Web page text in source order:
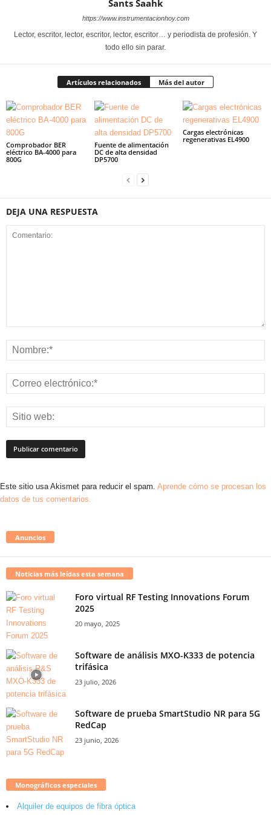
Sants Saahk
https://www.instrumentacionhoy.com
Lector, escritor, lector, escritor, lector, escritor… y periodista de profesión. Y
todo ello sin parar.
Artículos relacionados Más del autor
Comprobador BER
eléctrico BA-4000 para
800G
Fuente de alimentación
DC de alta densidad
DP5700
Cargas electrónicas
regenerativas EL4900
DEJA UNA RESPUESTA
Este sitio usa Akismet para reducir el spam. Aprende cómo se procesan los
datos de tus comentarios.
Anuncios
Noticias más leídas esta semana
Foro virtual RF Testing Innovations Forum
2025
20 mayo, 2025
Software de análisis MXO-K333 de potencia
trifásica
23 julio, 2026
Software de prueba SmartStudio NR para 5G
RedCap
23 junio, 2026
Monográficos especiales
Alquiler de equipos de fibra óptica